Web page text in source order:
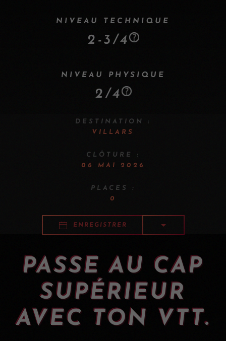
NIVEAU TECHNIQUE
2-3/4
NIVEAU PHYSIQUE
2/4
DESTINATION :
VILLARS
CLÔTURE :
06 MAI 2026
PLACES :
0
ENREGISTRER
PASSE AU CAP
SUPÉRIEUR
AVEC TON VTT.